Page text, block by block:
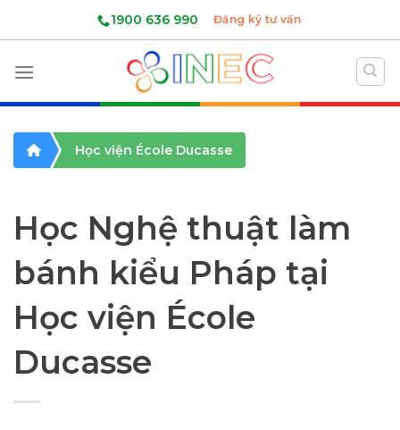
1900 636 990 Đăng ký tư vấn
Học viện École Ducasse
Học Nghệ thuật làm
bánh kiểu Pháp tại
Học viện École
Ducasse